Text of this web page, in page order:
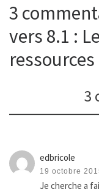
3
vers 8.1 :
ressources
3
edbricole
19 octobre
Je cherche a